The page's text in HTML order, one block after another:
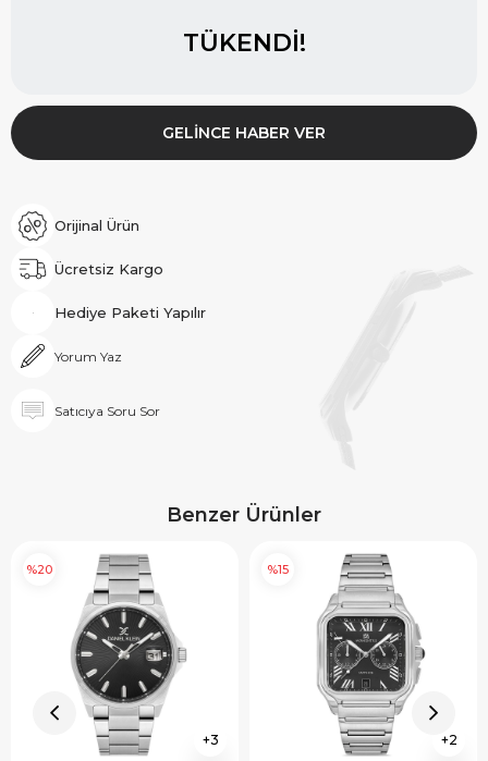
TÜKENDI!
GELINCE HABER VER
Orijinal Ürün
Ücretsiz Kargo
Hediye Paketi Yapılır
Yorum Yaz
Satıcıya Soru Sor
Benzer Ürünler
3
%20
2
%15